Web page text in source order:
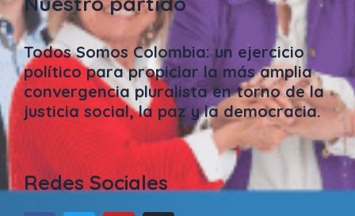
Todos Somos Colombia: un ejercicio
político para propiciar la más amplia
convergencia pluralista en torno de la
justicia social, la paz y la democracia.
Redes Sociales